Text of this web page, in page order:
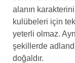
alanın
kulübeleri için
yeterli olmaz.
şekillerde
doğaldır.